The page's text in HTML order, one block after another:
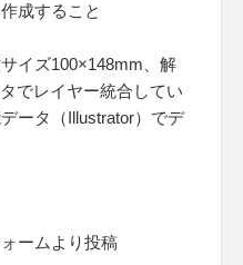
成すること
イズ100×148mm、解
でレイヤー統合してい
ータ（Illustrator）でデ
ームより投稿